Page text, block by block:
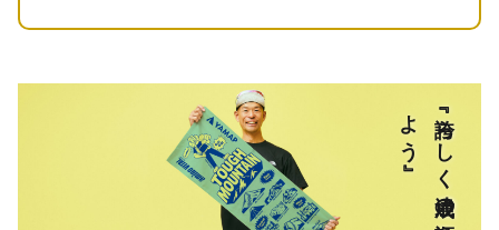
『誇ら
し
く
達成の
証を
掲げ
よ
う
』